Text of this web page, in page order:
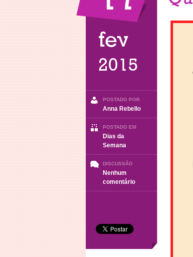
fev
2015
POSTADO POR
Anna Rebello
POSTADO EM
Dias da
Semana
DISCUSSÃO
Nenhum
comentárioem
Quarta-